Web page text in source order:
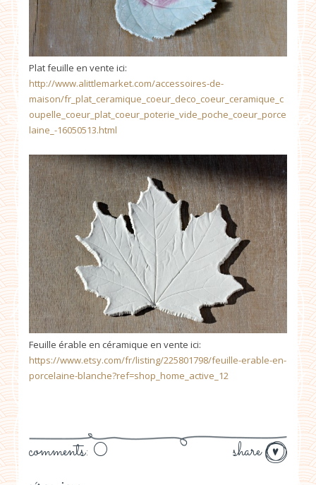
Plat feuille en vente ici:
http://www.alittlemarket.com/accessoires-de-
maison/fr_plat_ceramique_coeur_deco_coeur_ceramique_c
oupelle_coeur_plat_coeur_poterie_vide_poche_coeur_porce
laine_-16050513.html
Feuille érable en céramique en vente ici:
https://www.etsy.com/fr/listing/225801798/feuille-erable-en-
porcelaine-blanche?ref=shop_home_active_12
share
comments: 0